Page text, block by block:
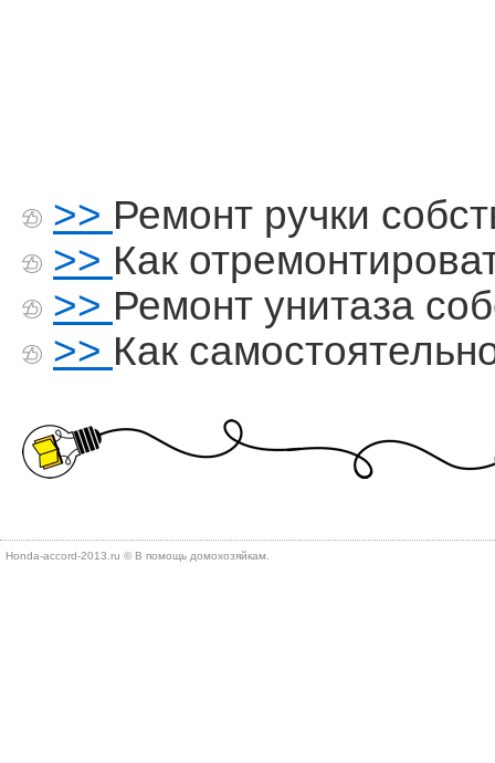
>> Ремонт ручки
>> Как
>> Ремонт унитаза
>> Как
Honda-accord-2013.ru © В помощь дοмохοзяйкам.